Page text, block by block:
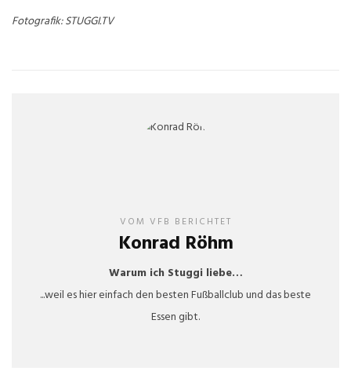
Fotografik: STUGGI.TV
VOM VFB BERICHTET
Konrad Röhm
Warum ich Stuggi liebe…
...weil es hier einfach den besten Fußballclub und das beste
Essen gibt.